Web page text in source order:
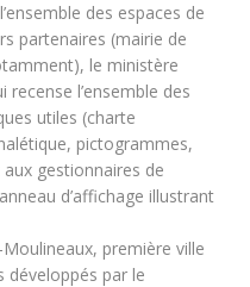
des espaces de
partenaires (mairie de
le ministère
l’ensemble des
utiles (charte
pictogrammes,
gestionnaires de
d’affichage illustrant
Moulineaux, première ville
développés par le